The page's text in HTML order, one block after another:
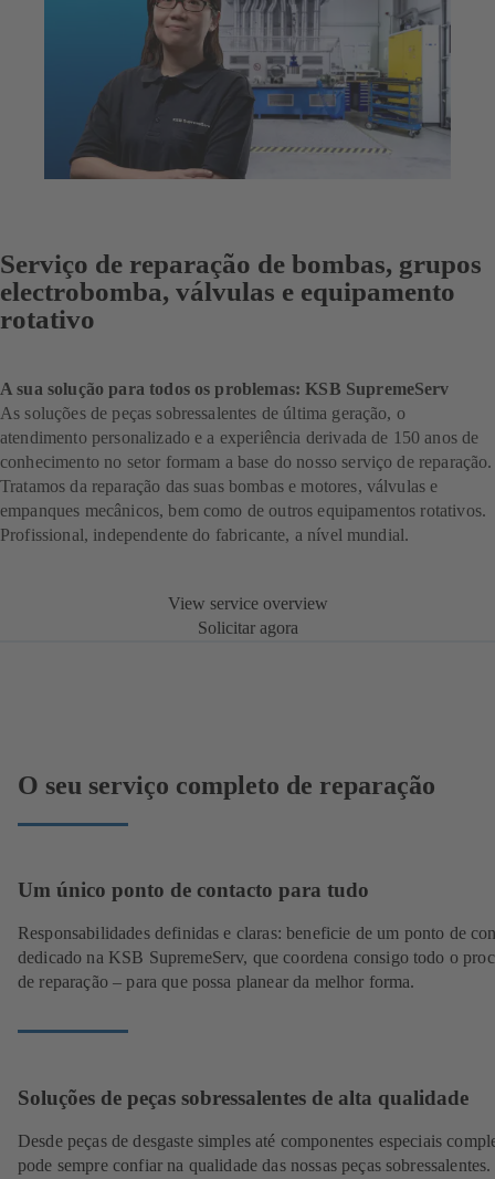
Serviço de reparação de bombas, grupos
electrobomba, válvulas e equipamento
rotativo
A sua solução para todos os problemas: KSB SupremeServ
As soluções de peças sobressalentes de última geração, o
atendimento personalizado e a experiência derivada de 150 anos de
conhecimento no setor formam a base do nosso serviço de reparação.
Tratamos da reparação das suas bombas e motores, válvulas e
empanques mecânicos, bem como de outros equipamentos rotativos.
Profissional, independente do fabricante, a nível mundial.
View service overview
Solicitar agora
O seu serviço completo de reparação
Um único ponto de contacto para tudo
Responsabilidades definidas e claras: beneficie de um ponto de
dedicado na KSB SupremeServ, que coordena consigo todo o
de reparação – para que possa planear da melhor forma.
Soluções de peças sobressalentes de alta qualidade
Desde peças de desgaste simples até componentes especiais
pode sempre confiar na qualidade das nossas peças sobressalentes.